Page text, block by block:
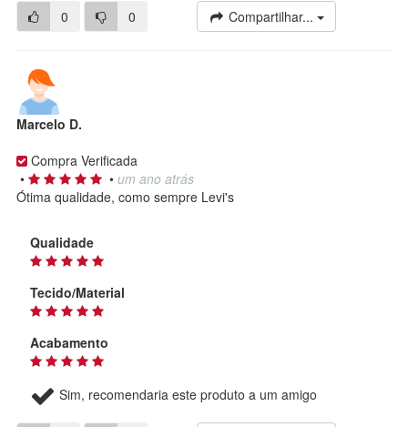
0 0 Compartilhar...
Marcelo D.
Compra Verificada
•
• um ano atrás
Ótima qualidade, como sempre Levi's
Qualidade
Tecido/Material
Acabamento
Sim, recomendaria este produto a um amigo